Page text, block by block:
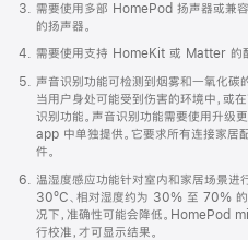
需要使用多部 HomePod 扬声器或兼
的扬声器。
需要使用支持 HomeKit 或 Matter 的配
声音识别功能可检测到烟雾和一氧化碳
当用户身处可能受到伤害的环境中，或
识别功能。声音识别功能需要使用升级
app 中单独提供。它要求所有连接家
件。
温湿度感应功能针对室内和家居场景进
30ºC、相对湿度约为 30% 至 70% 的
况下，准确性可能会降低。HomePod
行校准，才可显示结果。